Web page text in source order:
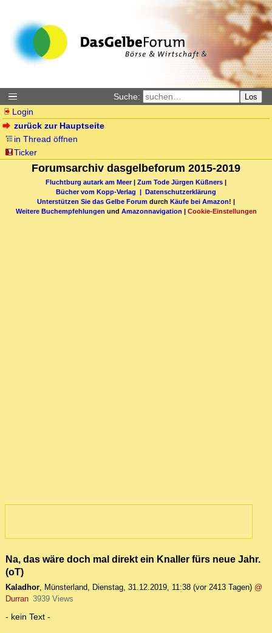
Suche: Los
Login
zurück zur Hauptseite
in Thread öffnen
Ticker
Forumsarchiv dasgelbeforum 2015-2019
Fluchtburg autark am Meer| Zum Tode Jürgen Küßners
Bücher vom Kopp-Verlag |
Datenschutzerklärung
Unterstützen Sie das Gelbe Forum durch Käufe bei Amazon! |
Weitere Buchempfehlungen und Amazonnavigation Cookie-Einstellungen
Na, das wäre doch mal direkt ein Knaller fürs neue Jahr.
(oT)
Kaladhor Münsterland Dienstag, 31.12.2019, 11:38 (vor 2413 Tagen) @
Durran 3939 Views
- kein Text -